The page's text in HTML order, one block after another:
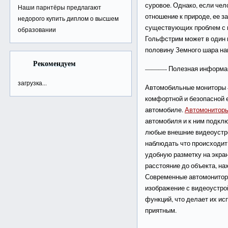
Наши парнтёры предлагают
недорогокупить диплом о высшем
образовании
Рекомендуем
загрузка...
суровое. Однако, если
отношение к природе, ее
существующих проблем с
Гольфстрим может в один
половину Земного шара
———- Полезная
Автомобильные мониторы
комфортной и безопасной
автомобиле.
автомобиля и к ним
любые внешние
наблюдать что
удобную разметку на
расстояние до объекта,
Современные
изображение с
функций, что делает их
приятным.